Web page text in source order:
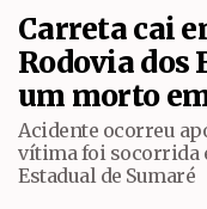
Carreta cai
Rodovia dos
um morto
Acidente ocorreu
vítima foi socorrida
Estadual de Sumaré